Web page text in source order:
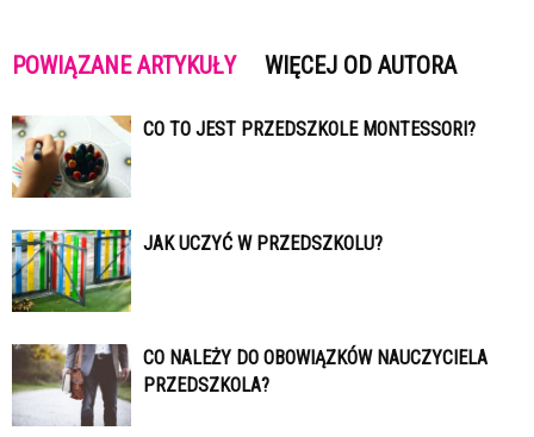
POWIĄZANE ARTYKUŁY WIĘCEJ OD AUTORA
CO TO JEST PRZEDSZKOLE MONTESSORI?
JAK UCZYĆ W PRZEDSZKOLU?
CO NALEŻY DO OBOWIĄZKÓW NAUCZYCIELA
PRZEDSZKOLA?